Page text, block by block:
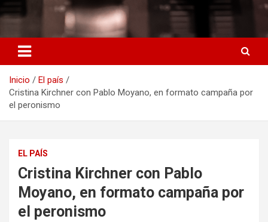
Inicio
El país
Cristina Kirchner con Pablo Moyano, en formato campaña por
el peronismo
EL PAÍS
Cristina Kirchner con Pablo
Moyano, en formato campaña por
el peronismo